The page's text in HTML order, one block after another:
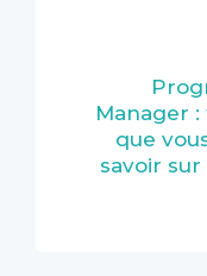
Manager
que
savoir